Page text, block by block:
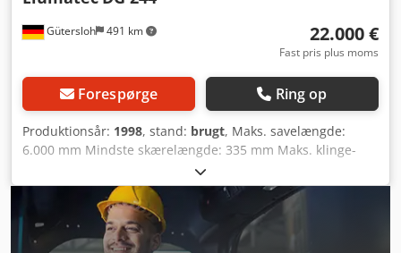
Gütersloh 491 km 22.000 €
Fast pris plus moms
Forespørge Ring op
Produktionsår: 1998, stand: brugt, Maks. savelængde:
6.000 mm Mindste skærelængde: 335 mm Maks. klinge-
diameter: 550 mm Automatisk længdepositionering via E
500-styring Drejningsområde indvendig og udvendig 22,5°
- 90° - 140° Codpfx Asyic Tzjkaerf Vinklejustering mellem 45
og 90 grader Digitale vinkelvisere Medfølgende rullebane
Minimalsmøresystem Pneumatisk opklappelige støttearme